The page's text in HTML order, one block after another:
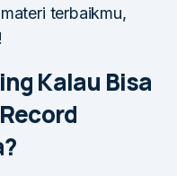
terbaikmu,
Kalau Bisa